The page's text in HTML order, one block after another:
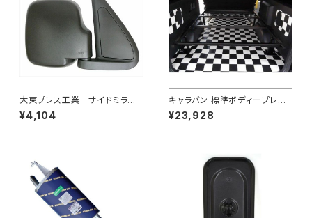
大東プレス工業 サイドミラー/
バックミラダイハツ ハイゼッ
ト 右 99年～ DI-646
¥4,104
キャラバン 標準ボディープレミ
アムＧＸ/ＧＸライダ～用ベッドキ
ットフレーム GZ100-1
¥23,928